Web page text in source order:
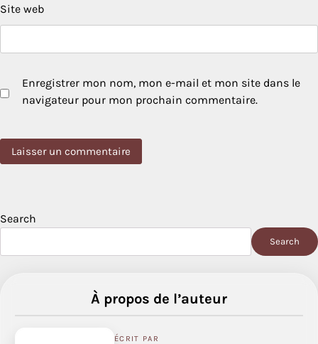
Site web
Enregistrer mon nom, mon e-mail et mon site dans le
navigateur pour mon prochain commentaire.
Search
Search
À propos de l’auteur
ÉCRIT PAR